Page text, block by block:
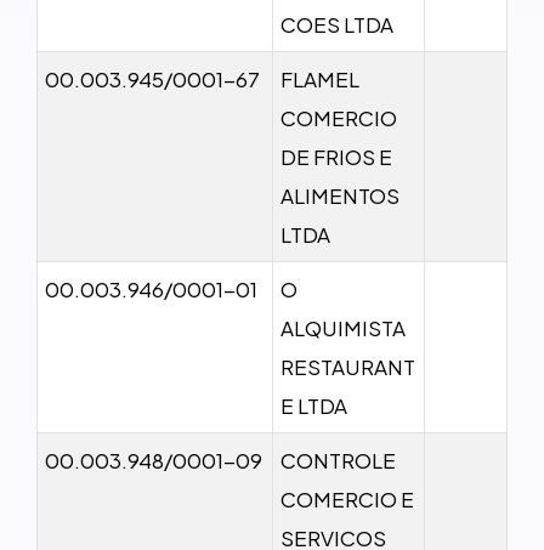
COES LTDA
00.003.945/0001-67
FLAMEL
COMERCIO
DE FRIOS E
ALIMENTOS
LTDA
00.003.946/0001-01
O
ALQUIMISTA
RESTAURANT
E LTDA
00.003.948/0001-09
CONTROLE
COMERCIO E
SERVICOS